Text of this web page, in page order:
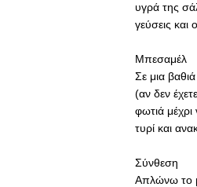
υγρά της
γεύσεις
Μπεσαμέλ
Σε μια
(αν δεν
φωτιά
τυρί και
Σύνθεση
Απλώνω το